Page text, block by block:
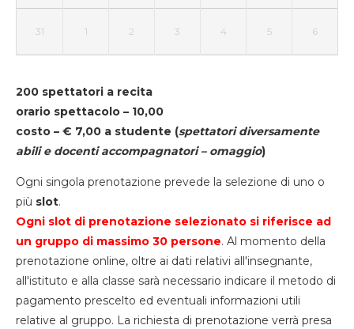
31 1 2 3 4 5 6
200 spettatori a recita
orario spettacolo – 10,00
costo – € 7,00 a studente (spettatori diversamente
abili e docenti accompagnatori – omaggio)
Ogni singola prenotazione prevede la selezione di uno o
più slot.
Ogni slot di prenotazione selezionato si riferisce ad
un gruppo di massimo 30 persone. Al momento della
prenotazione online, oltre ai dati relativi all'insegnante,
all'istituto e alla classe sarà necessario indicare il metodo di
pagamento prescelto ed eventuali informazioni utili
relative al gruppo. La richiesta di prenotazione verrà presa